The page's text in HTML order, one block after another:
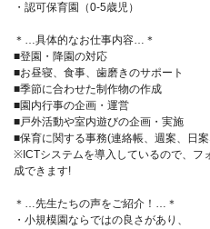
・認可保育園（0-5歳児）
＊…具体的なお仕事内容…＊
■登園・降園の対応
■お昼寝、食事、歯磨きのサポート
■季節に合わせた制作物の作成
■園内行事の企画・運営
■戸外活動や室内遊びの企画・実施
■保育に関する事務(連絡帳、週案、日
※ICTシステムを導入しているので、フ
成できます!
＊…先生たちの声をご紹介！…＊
・小規模園ならではの良さがあり、